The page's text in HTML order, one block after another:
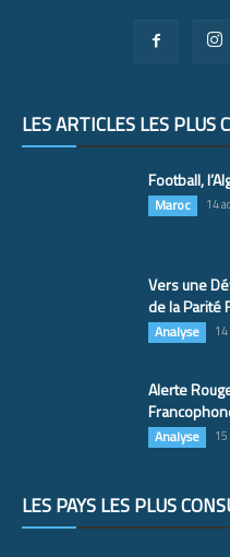
LES ARTICLES LES PLUS
Football,
Maroc 14
Vers une
de la Parité
Analyse
Alerte
Analyse
LES PAYS LES PLUS